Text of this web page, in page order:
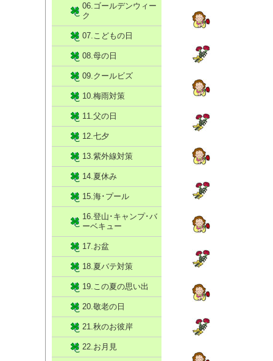
06.ゴールデンウィー
ク
07.こどもの日
08.母の日
09.クールビズ
10.梅雨対策
11.父の日
12.七夕
13.紫外線対策
14.夏休み
15.海･プール
16.登山･キャンプ･バ
ーベキュー
17.お盆
18.夏バテ対策
19.この夏の思い出
20.敬老の日
21.秋のお彼岸
22.お月見